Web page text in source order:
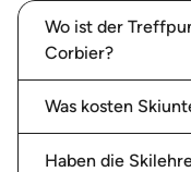
Wo ist der
Corbier?
Was kosten
Haben die